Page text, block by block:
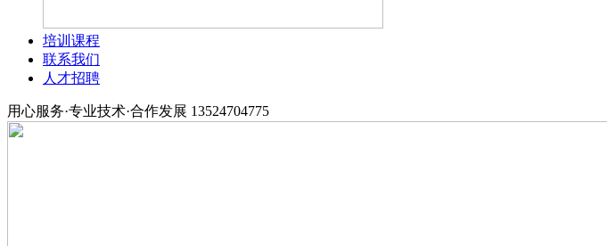
培训课程
联系我们
人才招聘
用心服务·专业技术·合作发展 13524704775